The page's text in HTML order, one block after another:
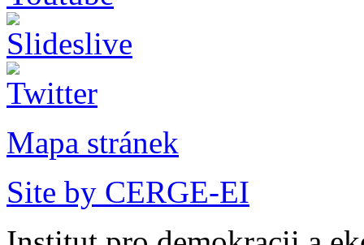
Mapa stránek
Site by CERGE-EI